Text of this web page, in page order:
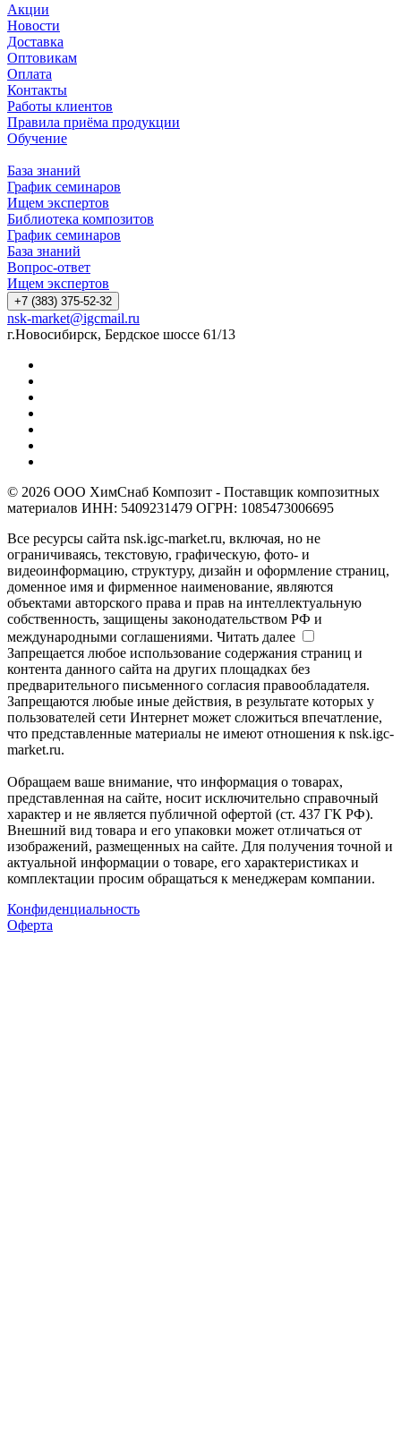
Акции
Новости
Доставка
Оптовикам
Оплата
Контакты
Работы клиентов
Правила приёма продукции
Обучение
База знаний
График семинаров
Ищем экспертов
Библиотека композитов
График семинаров
База знаний
Вопрос-ответ
Ищем экспертов
+7 (383) 375-52-32
nsk-market@igcmail.ru
г.Новосибирск, Бердское шоссе 61/13
© 2026 ООО ХимСнаб Композит - Поставщик композитных
материалов ИНН: 5409231479 ОГРН: 1085473006695
Все ресурсы сайта nsk.igc-market.ru, включая, но не
ограничиваясь, текстовую, графическую, фото- и
видеоинформацию, структуру, дизайн и оформление страниц,
доменное имя и фирменное наименование, являются
объектами авторского права и прав на интеллектуальную
собственность, защищены законодательством РФ и
международными соглашениями. Читать далее
Запрещается любое использование содержания страниц и
контента данного сайта на других площадках без
предварительного письменного согласия правообладателя.
Запрещаются любые иные действия, в результате которых у
пользователей сети Интернет может сложиться впечатление,
что представленные материалы не имеют отношения к nsk.igc-
market.ru.
Обращаем ваше внимание, что информация о товарах,
представленная на сайте, носит исключительно справочный
характер и не является публичной офертой (ст. 437 ГК РФ).
Внешний вид товара и его упаковки может отличаться от
изображений, размещенных на сайте. Для получения точной и
актуальной информации о товаре, его характеристиках и
комплектации просим обращаться к менеджерам компании.
Конфиденциальность
Оферта